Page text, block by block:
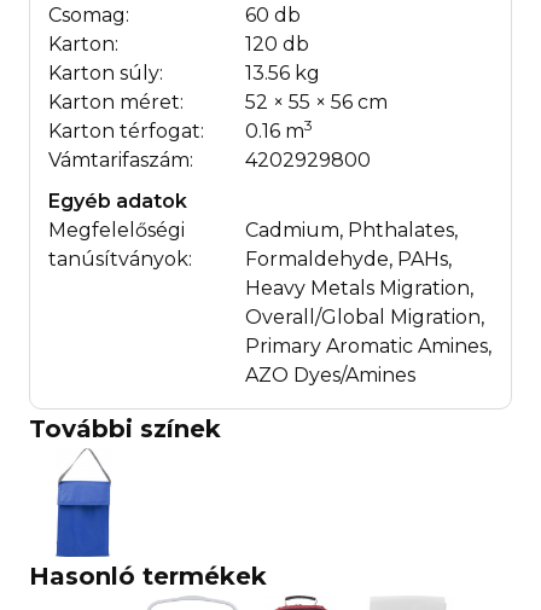
Csomag:
60 db
Karton:
120 db
Karton súly:
13.56 kg
Karton méret:
52 × 55 × 56 cm
Karton térfogat:
0.16 m3
Vámtarifaszám:
4202929800
Egyéb adatok
Megfelelőségi
tanúsítványok:
Cadmium, Phthalates,
Formaldehyde, PAHs,
Heavy Metals Migration,
Overall/Global Migration,
Primary Aromatic Amines,
AZO Dyes/Amines
További színek
Hasonló termékek